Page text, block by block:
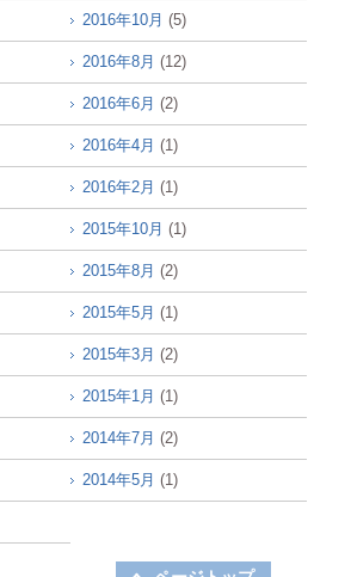
2016年10月 (5)
2016年8月 (12)
2016年6月 (2)
2016年4月 (1)
2016年2月 (1)
2015年10月 (1)
2015年8月 (2)
2015年5月 (1)
2015年3月 (2)
2015年1月 (1)
2014年7月 (2)
2014年5月 (1)